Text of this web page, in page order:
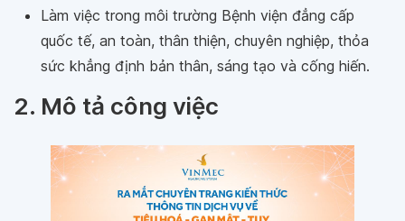
Làm việc trong môi trường Bệnh viện đẳng cấp
quốc tế, an toàn, thân thiện, chuyên nghiệp, thỏa
sức khẳng định bản thân, sáng tạo và cống hiến.
2. Mô tả công việc